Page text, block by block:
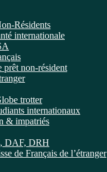
Résidents
internationale
prêt non-résident
trotter
internationaux
& impatriés
DAF, DRH
de Français de l’étranger